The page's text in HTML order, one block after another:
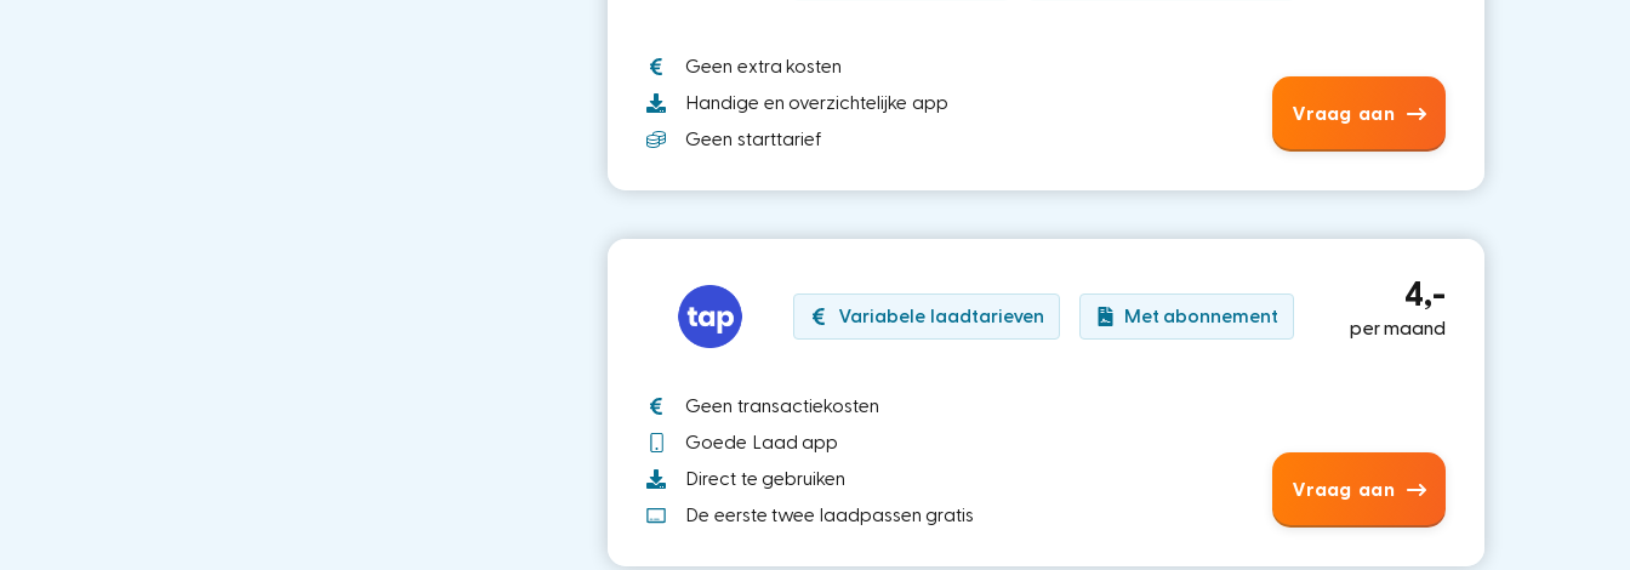
Geen extra kosten
Handige en overzichtelijke app
Geen starttarief
Vraag aan
Variabele laadtarieven Met abonnement
4,-
per maand
Geen transactiekosten
Goede Laad app
Direct te gebruiken
De eerste twee laadpassen gratis
Vraag aan